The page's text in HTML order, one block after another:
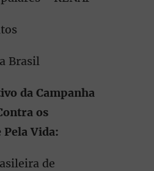
Brasil
da Campanha
os
Vida:
de